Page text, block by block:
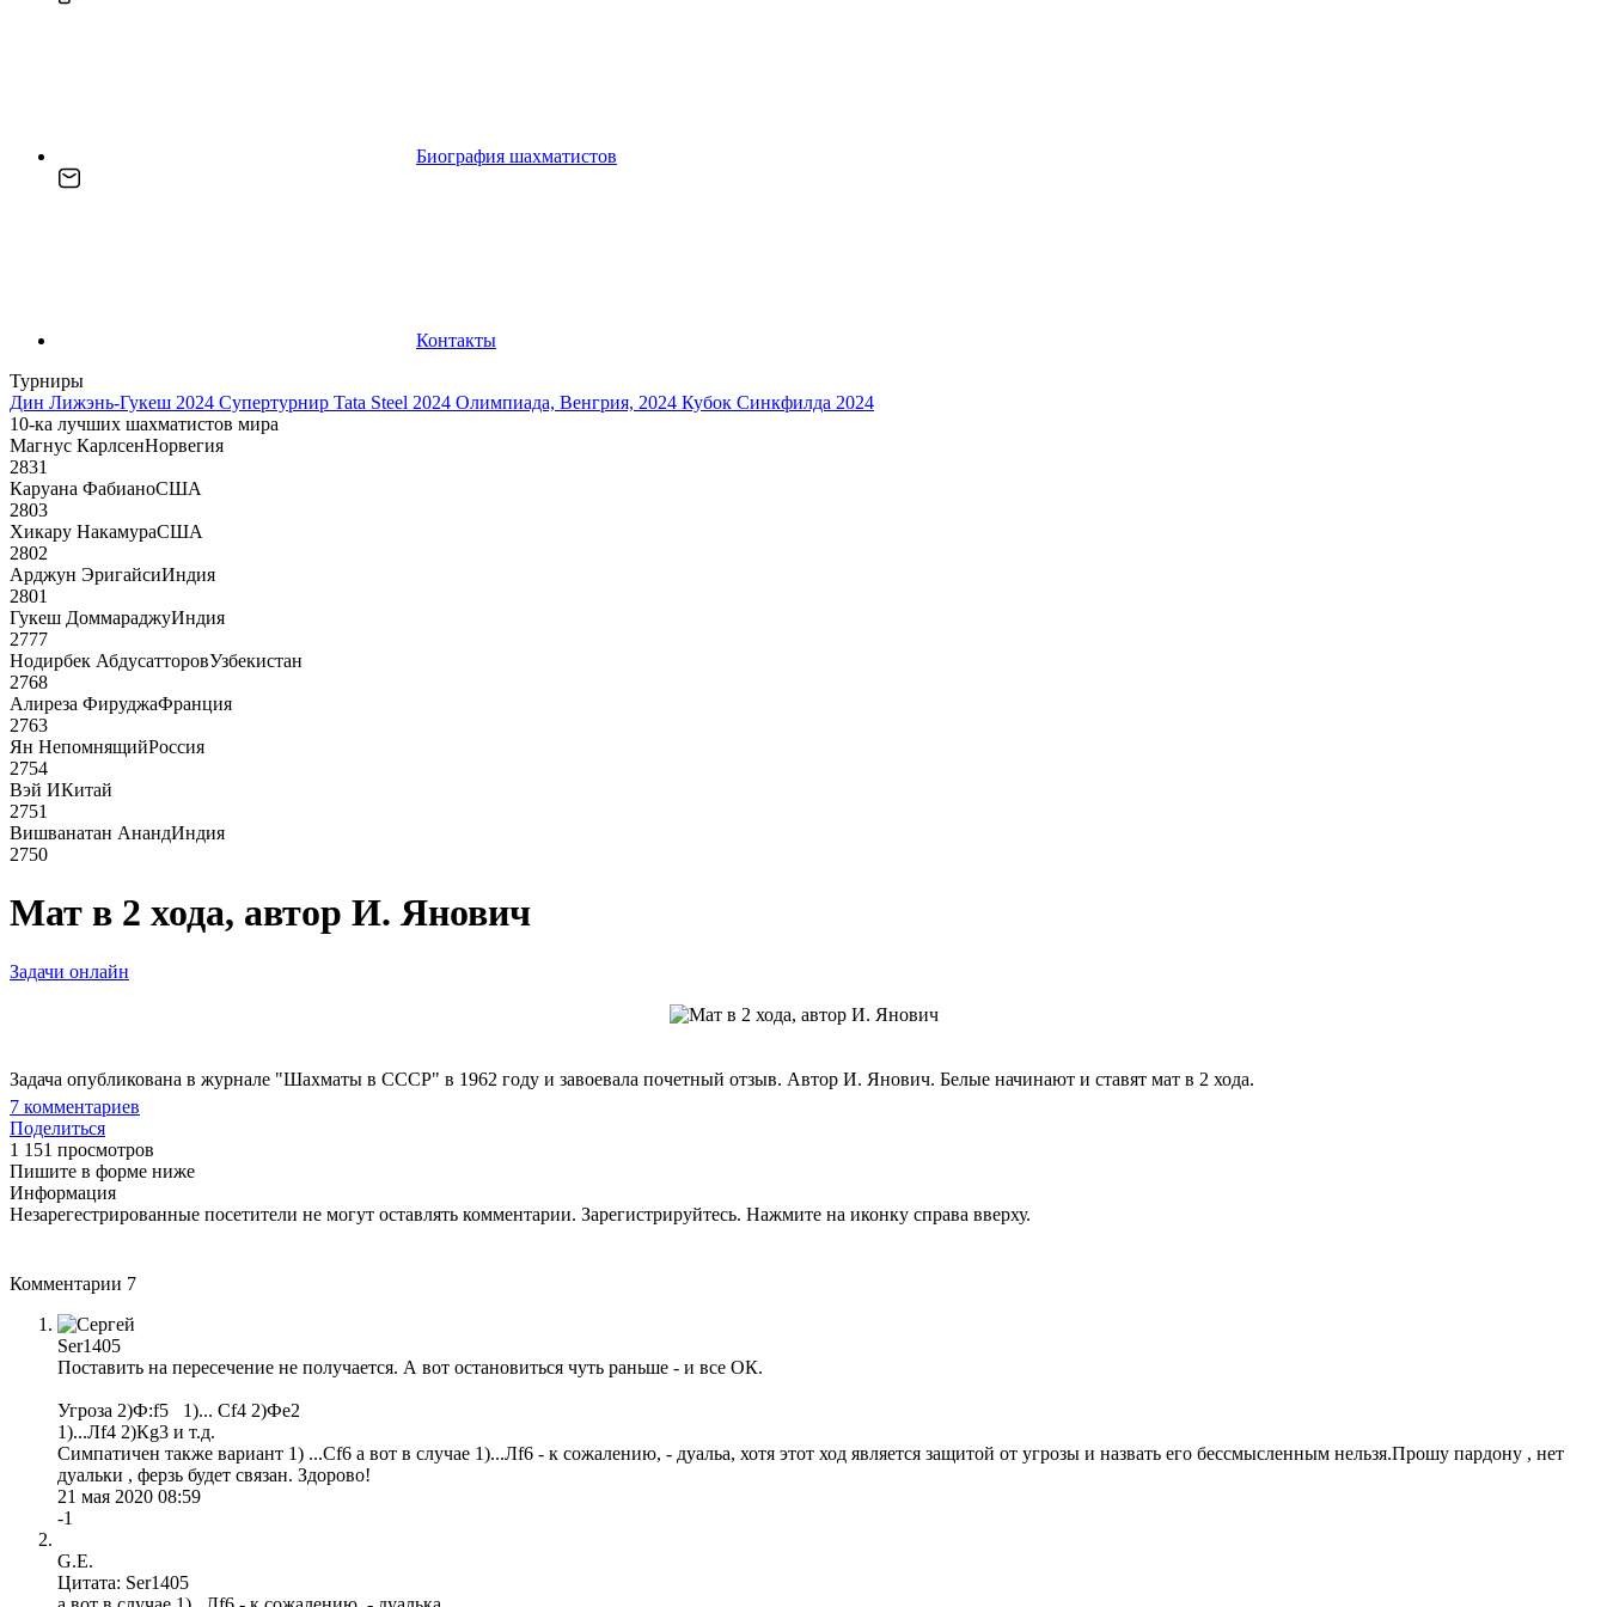
Биография шахматистов
Контакты
Турниры
Дин Лижэнь-Гукеш 2024 Супертурнир Tata Steel 2024 Олимпиада, Венгрия, 2024 Кубок Синкфилда 2024
10-ка лучших шахматистов мира
Магнус КарлсенНорвегия
2831
Каруана ФабианоСША
2803
Хикару НакамураСША
2802
Арджун ЭригайсиИндия
2801
Гукеш ДоммараджуИндия
2777
Нодирбек АбдусатторовУзбекистан
2768
Алиреза ФируджаФранция
2763
Ян НепомнящийРоссия
2754
Вэй ИКитай
2751
Вишванатан АнандИндия
2750
Мат в 2 хода, автор И. Янович
Задачи онлайн
Задача опубликована в журнале "Шахматы в СССР" в 1962 году и завоевала почетный отзыв. Автор И. Янович. Белые начинают и ставят мат в 2 хода.
7 комментариев
Поделиться
1 151 просмотров
Пишите в форме ниже
Информация
Незарегестрированные посетители не могут оставлять комментарии. Зарегистрируйтесь. Нажмите на иконку справа вверху.
Комментарии 7
Ser1405
Поставить на пересечение не получается. А вот остановиться чуть раньше - и все ОК.
Угроза 2)Ф:f5 1)... Сf4 2)Фе2
1)...Лf4 2)Кg3 и т.д.
Симпатичен также вариант 1) ...Сf6 а вот в случае 1)...Лf6 - к сожалению, - дуальа, хотя этот ход является защитой от угрозы и назвать его бессмысленным нельзя.Прошу пардону , нет
дуальки , ферзь будет связан. Здорово!
21 мая 2020 08:59
-1
G.E.
Цитата: Ser1405